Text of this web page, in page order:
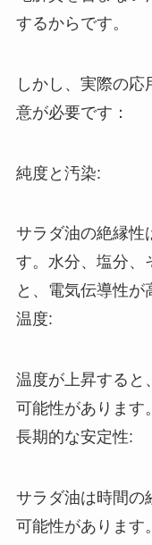
するからです。
しかし、実際の
意が必要です：
純度と汚染:
サラダ油の絶縁性
す。水分、塩分、
と、電気伝導性が
温度:
温度が上昇すると
可能性があります。
長期的な安定性:
サラダ油は時間の
可能性があります